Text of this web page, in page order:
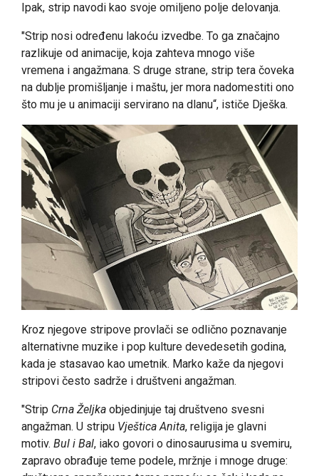
Ipak, strip navodi kao svoje omiljeno polje delovanja.
"Strip nosi određenu lakoću izvedbe. To ga značajno
razlikuje od animacije, koja zahteva mnogo više
vremena i angažmana. S druge strane, strip tera čoveka
na dublje promišljanje i maštu, jer mora nadomestiti ono
što mu je u animaciji servirano na dlanu“, ističe Dješka.
Kroz njegove stripove provlači se odlično poznavanje
alternativne muzike i pop kulture devedesetih godina,
kada je stasavao kao umetnik. Marko kaže da njegovi
stripovi često sadrže i društveni angažman.
"Strip Crna Željka objedinjuje taj društveno svesni
angažman. U stripu Vještica Anita, religija je glavni
motiv. Bul i Bal, iako govori o dinosaurusima u svemiru,
zapravo obrađuje teme podele, mržnje i mnoge druge: